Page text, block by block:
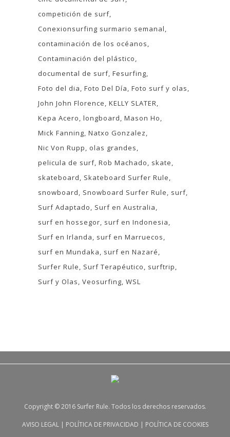
competición de surf
Conexionsurfing surmario semanal
contaminación de los océanos
Contaminación del plástico
documental de surf Fesurfing
Foto del dia Foto Del Día Foto surf y olas
John John Florence KELLY SLATER
Kepa Acero longboard Mason Ho
Mick Fanning Natxo Gonzalez
Nic Von Rupp
olas grandes
pelicula de surf Rob Machado
skate
skateboard
Skateboard Surfer Rule
snowboard
Snowboard Surfer Rule
surf
Surf Adaptado
Surf en Australia
surf en hossegor surf en Indonesia
Surf en Irlanda
surf en Marruecos
surf en Mundaka
surf en Nazaré
Surfer Rule
Surf Terapéutico
surftrip
Surf y Olas Veosurfing WSL
Copyright © 2016 Surfer Rule. Todos los derechos reservados.
AVISO LEGAL| POLÍTICA DE PRIVACIDAD | POLÍTICA DE COOKIES